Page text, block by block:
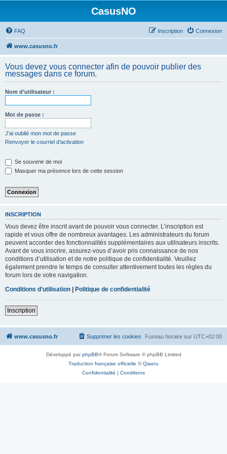
CasusNO
FAQ Connexion
Inscription
www.casusno.fr
Vous devez vous connecter afin de pouvoir publier des
messages dans ce forum.
Nom d’utilisateur :
Mot de passe :
J’ai oublié mon mot de passe
Renvoyer le courriel d’activation
Se souvenir de moi
Masquer ma présence lors de cette session
INSCRIPTION
Vous devez être inscrit avant de pouvoir vous connecter. L’inscription est
rapide et vous offre de nombreux avantages. Les administrateurs du forum
peuvent accorder des fonctionnalités supplémentaires aux utilisateurs inscrits.
Avant de vous inscrire, assurez-vous d’avoir pris connaissance de nos
conditions d’utilisation et de notre politique de confidentialité. Veuillez
également prendre le temps de consulter attentivement toutes les règles du
forum lors de votre navigation.
Conditions d’utilisation | Politique de confidentialité
Inscription
www.casusno.fr Fuseau horaire sur UTC+02:00
Supprimer les cookies
Développé parphpBB® Forum Software © phpBB Limited
Traduction française officielle ©Qiaeru
Confidentialité | Conditions